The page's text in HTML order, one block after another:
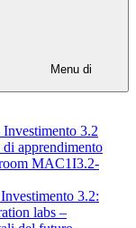
Menu di
3.2
apprendimento
MAC1I3.2-
3.2:
labs –